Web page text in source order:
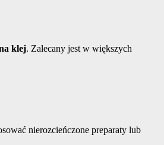
klej. Zalecany jest w większych
nierozcieńczone preparaty lub